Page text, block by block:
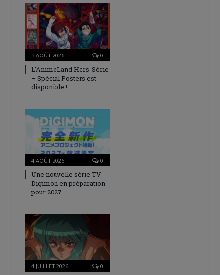
5 AOÛT 2026 0
L’AnimeLand Hors-Série
– Spécial Posters est
disponible !
4 AOÛT 2026 0
Une nouvelle série TV
Digimon en préparation
pour 2027
4 JUILLET 2026 0